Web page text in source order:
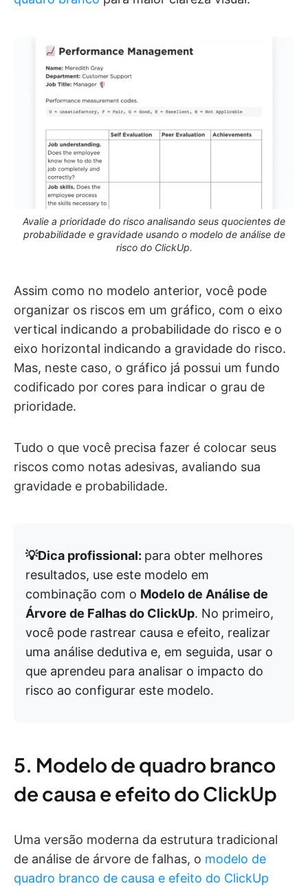
Avalie a prioridade do risco analisando seus quocientes de
probabilidade e gravidade usando o modelo de análise de
risco do ClickUp.
Assim como no modelo anterior, você pode
organizar os riscos em um gráfico, com o eixo
vertical indicando a probabilidade do risco e o
eixo horizontal indicando a gravidade do risco.
Mas, neste caso, o gráfico já possui um fundo
codificado por cores para indicar o grau de
prioridade.
Tudo o que você precisa fazer é colocar seus
riscos como notas adesivas, avaliando sua
gravidade e probabilidade.
💡Dica profissional: para obter melhores
resultados, use este modelo em
combinação com o Modelo de Análise de
Árvore de Falhas do ClickUp. No primeiro,
você pode rastrear causa e efeito, realizar
uma análise dedutiva e, em seguida, usar o
que aprendeu para analisar o impacto do
risco ao configurar este modelo.
5. Modelo de quadro branco
de causa e efeito do ClickUp
Uma versão moderna da estrutura tradicional
de análise de árvore de falhas, o modelo de
quadro branco de causa e efeito do ClickUp